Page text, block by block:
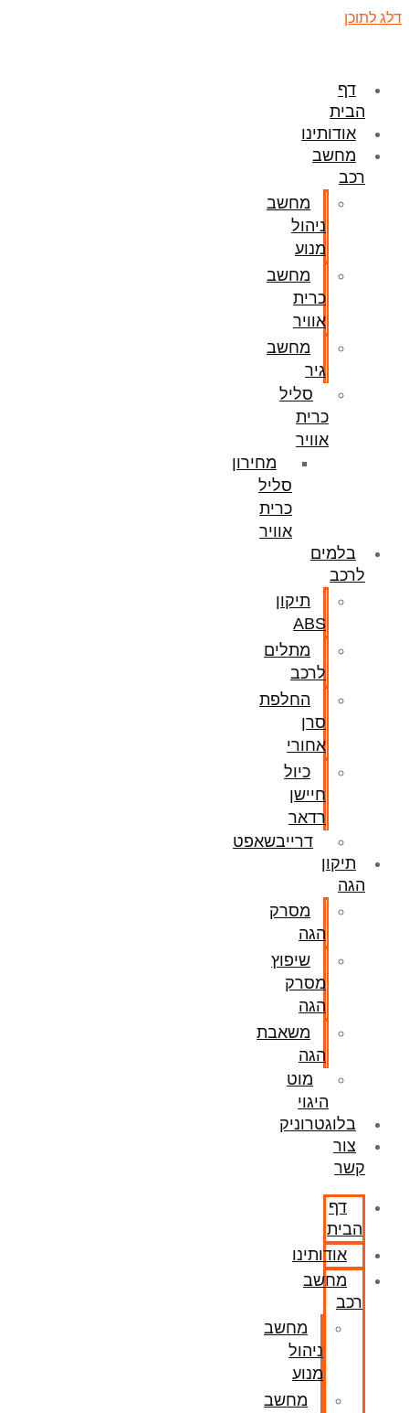
דלג לתוכן
דף
הבית
אודותינו
מחשב
רכב
מחשב
ניהול
מנוע
מחשב
כרית
אוויר
מחשב
גיר
סליל
כרית
אוויר
מחירון
סליל
כרית
אוויר
בלמים
לרכב
תיקון
ABS
מתלים
לרכב
החלפת
סרן
אחורי
כיול
חיישן
רדאר
דרייבשאפט
תיקון
הגה
מסרק
הגה
שיפוץ
מסרק
הגה
משאבת
הגה
מוט
היגוי
בלוגטרוניק
צור
קשר
דף
הבית
אודותינו
מחשב
רכב
מחשב
ניהול
מנוע
מחשב